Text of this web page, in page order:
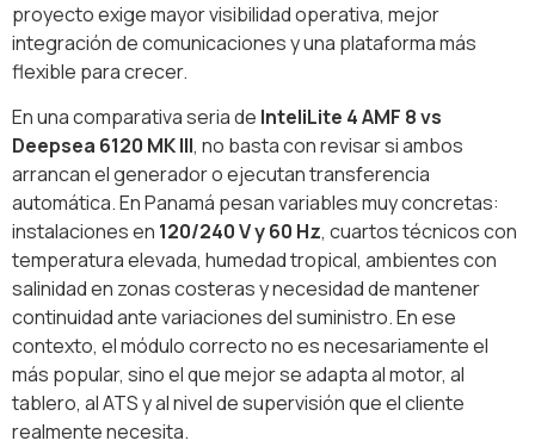
proyecto exige mayor visibilidad operativa, mejor
integración de comunicaciones y una plataforma más
flexible para crecer.
En una comparativa seria de InteliLite 4 AMF 8 vs
Deepsea 6120 MK III, no basta con revisar si ambos
arrancan el generador o ejecutan transferencia
automática. En Panamá pesan variables muy concretas:
instalaciones en 120/240 V y 60 Hz, cuartos técnicos con
temperatura elevada, humedad tropical, ambientes con
salinidad en zonas costeras y necesidad de mantener
continuidad ante variaciones del suministro. En ese
contexto, el módulo correcto no es necesariamente el
más popular, sino el que mejor se adapta al motor, al
tablero, al ATS y al nivel de supervisión que el cliente
realmente necesita.